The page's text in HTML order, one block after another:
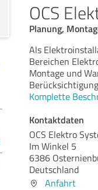
OCS
Planung,
Als
Bereichen
Montage und
Berücksichtigung
Komplette
Kontaktdaten
OCS Elektro
Im Winkel 5
6386
Deutschland
Anfahrt